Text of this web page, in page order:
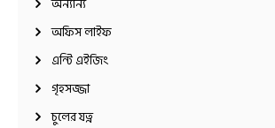
অফিস লাইফ
এন্টি এইজিং
গৃহসজ্জা
চুলের যত্ন